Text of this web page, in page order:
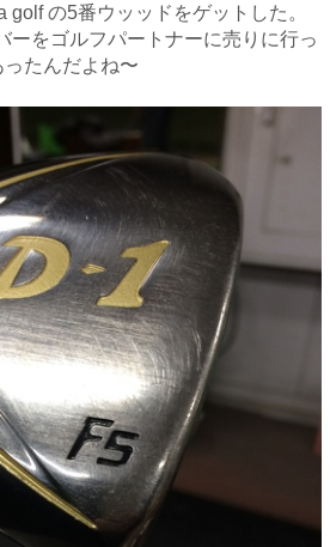
golf の5番ウッッドをゲットした。
ーをゴルフパートナーに売りに行っ
たんだよね〜